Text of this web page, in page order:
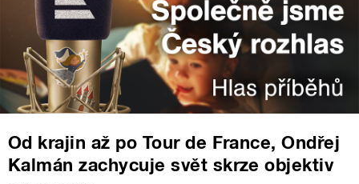
Od krajin až po Tour de France, Ondřej
Kalmán zachycuje svět skrze objektiv